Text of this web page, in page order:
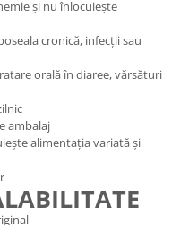
și nu înlocuiește
cronică, infecții sau
orală în diaree, vărsături
ambalaj
alimentația variată și